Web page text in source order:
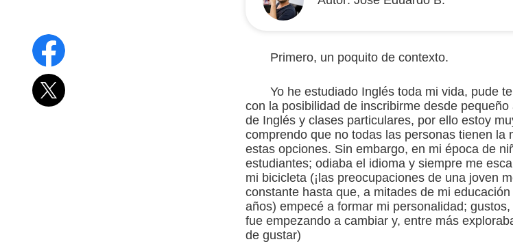
Primero, un poquito de contexto.
Yo he estudiado Inglés toda mi vida, pude
con la posibilidad de inscribirme desde
de Inglés y clases particulares, por ello estoy
comprendo que no todas las personas tienen la
estas opciones. Sin embargo, en mi época de
estudiantes; odiaba el idioma y siempre me
mi bicicleta (¡las preocupaciones de una joven
constante hasta que, a mitades de mi
años) empecé a formar mi personalidad;
fue empezando a cambiar y, entre más
de gustar)